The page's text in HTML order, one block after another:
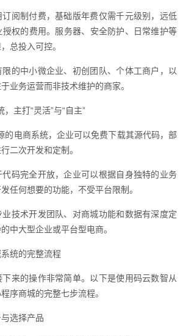
阅制付费，基础版年费仅需千元级别，远低
权的费用。服务器、安全防护、日常维护等
总投入可控。
的中小微企业、初创团队、个体工商户，以
业务运营而非技术维护的商家。
主打“灵活”与“自主”
的电商系统，企业可以免费下载其源代码，部
二次开发和定制。
码完全开放，企业可以根据自身独特的业务
任何想要的功能，不受平台限制。
技术开发团队、对商城功能和数据有深度定
中大型企业或平台型电商。
统的完整流程
来的操作非常简单。以下是使用码云数智从
序商城的完整七步流程。
选择产品